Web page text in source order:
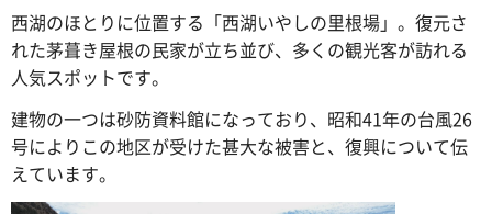
西湖のほとりに位置する「西湖いやしの里根場」。復元さ
れた茅葺き屋根の民家が立ち並び、多くの観光客が訪れる
人気スポットです。
建物の一つは砂防資料館になっており、昭和41年の台風26
号によりこの地区が受けた甚大な被害と、復興について伝
えています。